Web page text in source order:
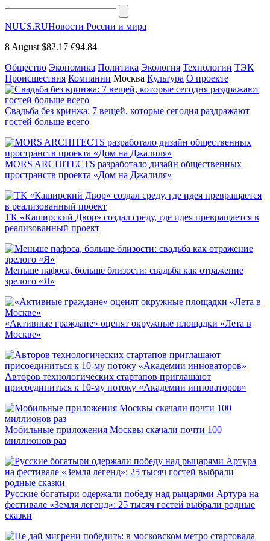
NUUS.RUНовости России и мира
8 August $82.17 €94.84
Общество Экономика Политика Экология Технологии ТЭК
Происшествия Компании Москва Культура О проекте
Свадьба без кринжа: 7 вещей, которые сегодня раздражают
гостей больше всего
MORS ARCHITECTS разработало дизайн общественных
пространств проекта «Дом на Джалиля»
ТК «Каширский Двор» создал среду, где идея превращается в
реализованный проект
Меньше пафоса, больше близости: свадьба как отражение
зрелого «Я»
«Активные граждане» оценят окружные площадки «Лета в
Москве»
Авторов технологических стартапов приглашают
присоединиться к 10-му потоку «Академии инноваторов»
Мобильные приложения Москвы скачали почти 100
миллионов раз
Русские богатыри одержали победу над рыцарями Артура на
фестивале «Земля легенд»: 25 тысяч гостей выбрали родные
сказки